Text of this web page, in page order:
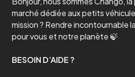
marché dédiée aux petits
mission ? Rendre incontournable
pour vous et notre planète 🍃
BESOIN D’AIDE ?